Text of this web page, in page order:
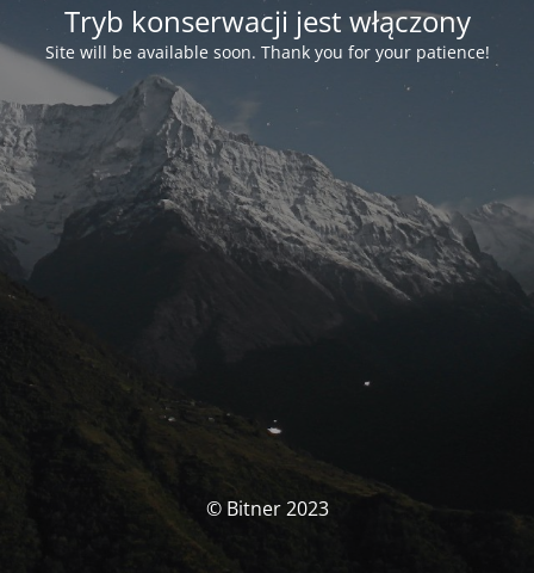
Tryb konserwacji jest włączony
Site will be available soon. Thank you for your patience!
© Bitner 2023